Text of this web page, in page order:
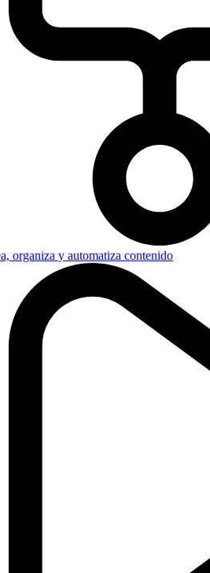
organiza y automatiza contenido